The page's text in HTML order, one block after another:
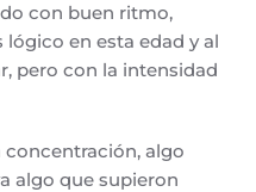
con buen ritmo,
en esta edad y al
pero con la intensidad
algo
algo que supieron